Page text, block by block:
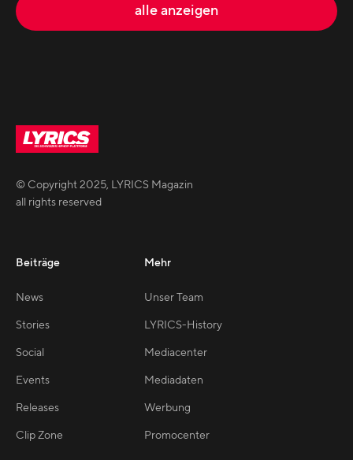
alle anzeigen
© Copyright2025, LYRICS Magazin
all rights reserved
Beiträge
News
Stories
Social
Events
Releases
Clip Zone
Mehr
Unser Team
LYRICS-History
Mediacenter
Mediadaten
Werbung
Promocenter